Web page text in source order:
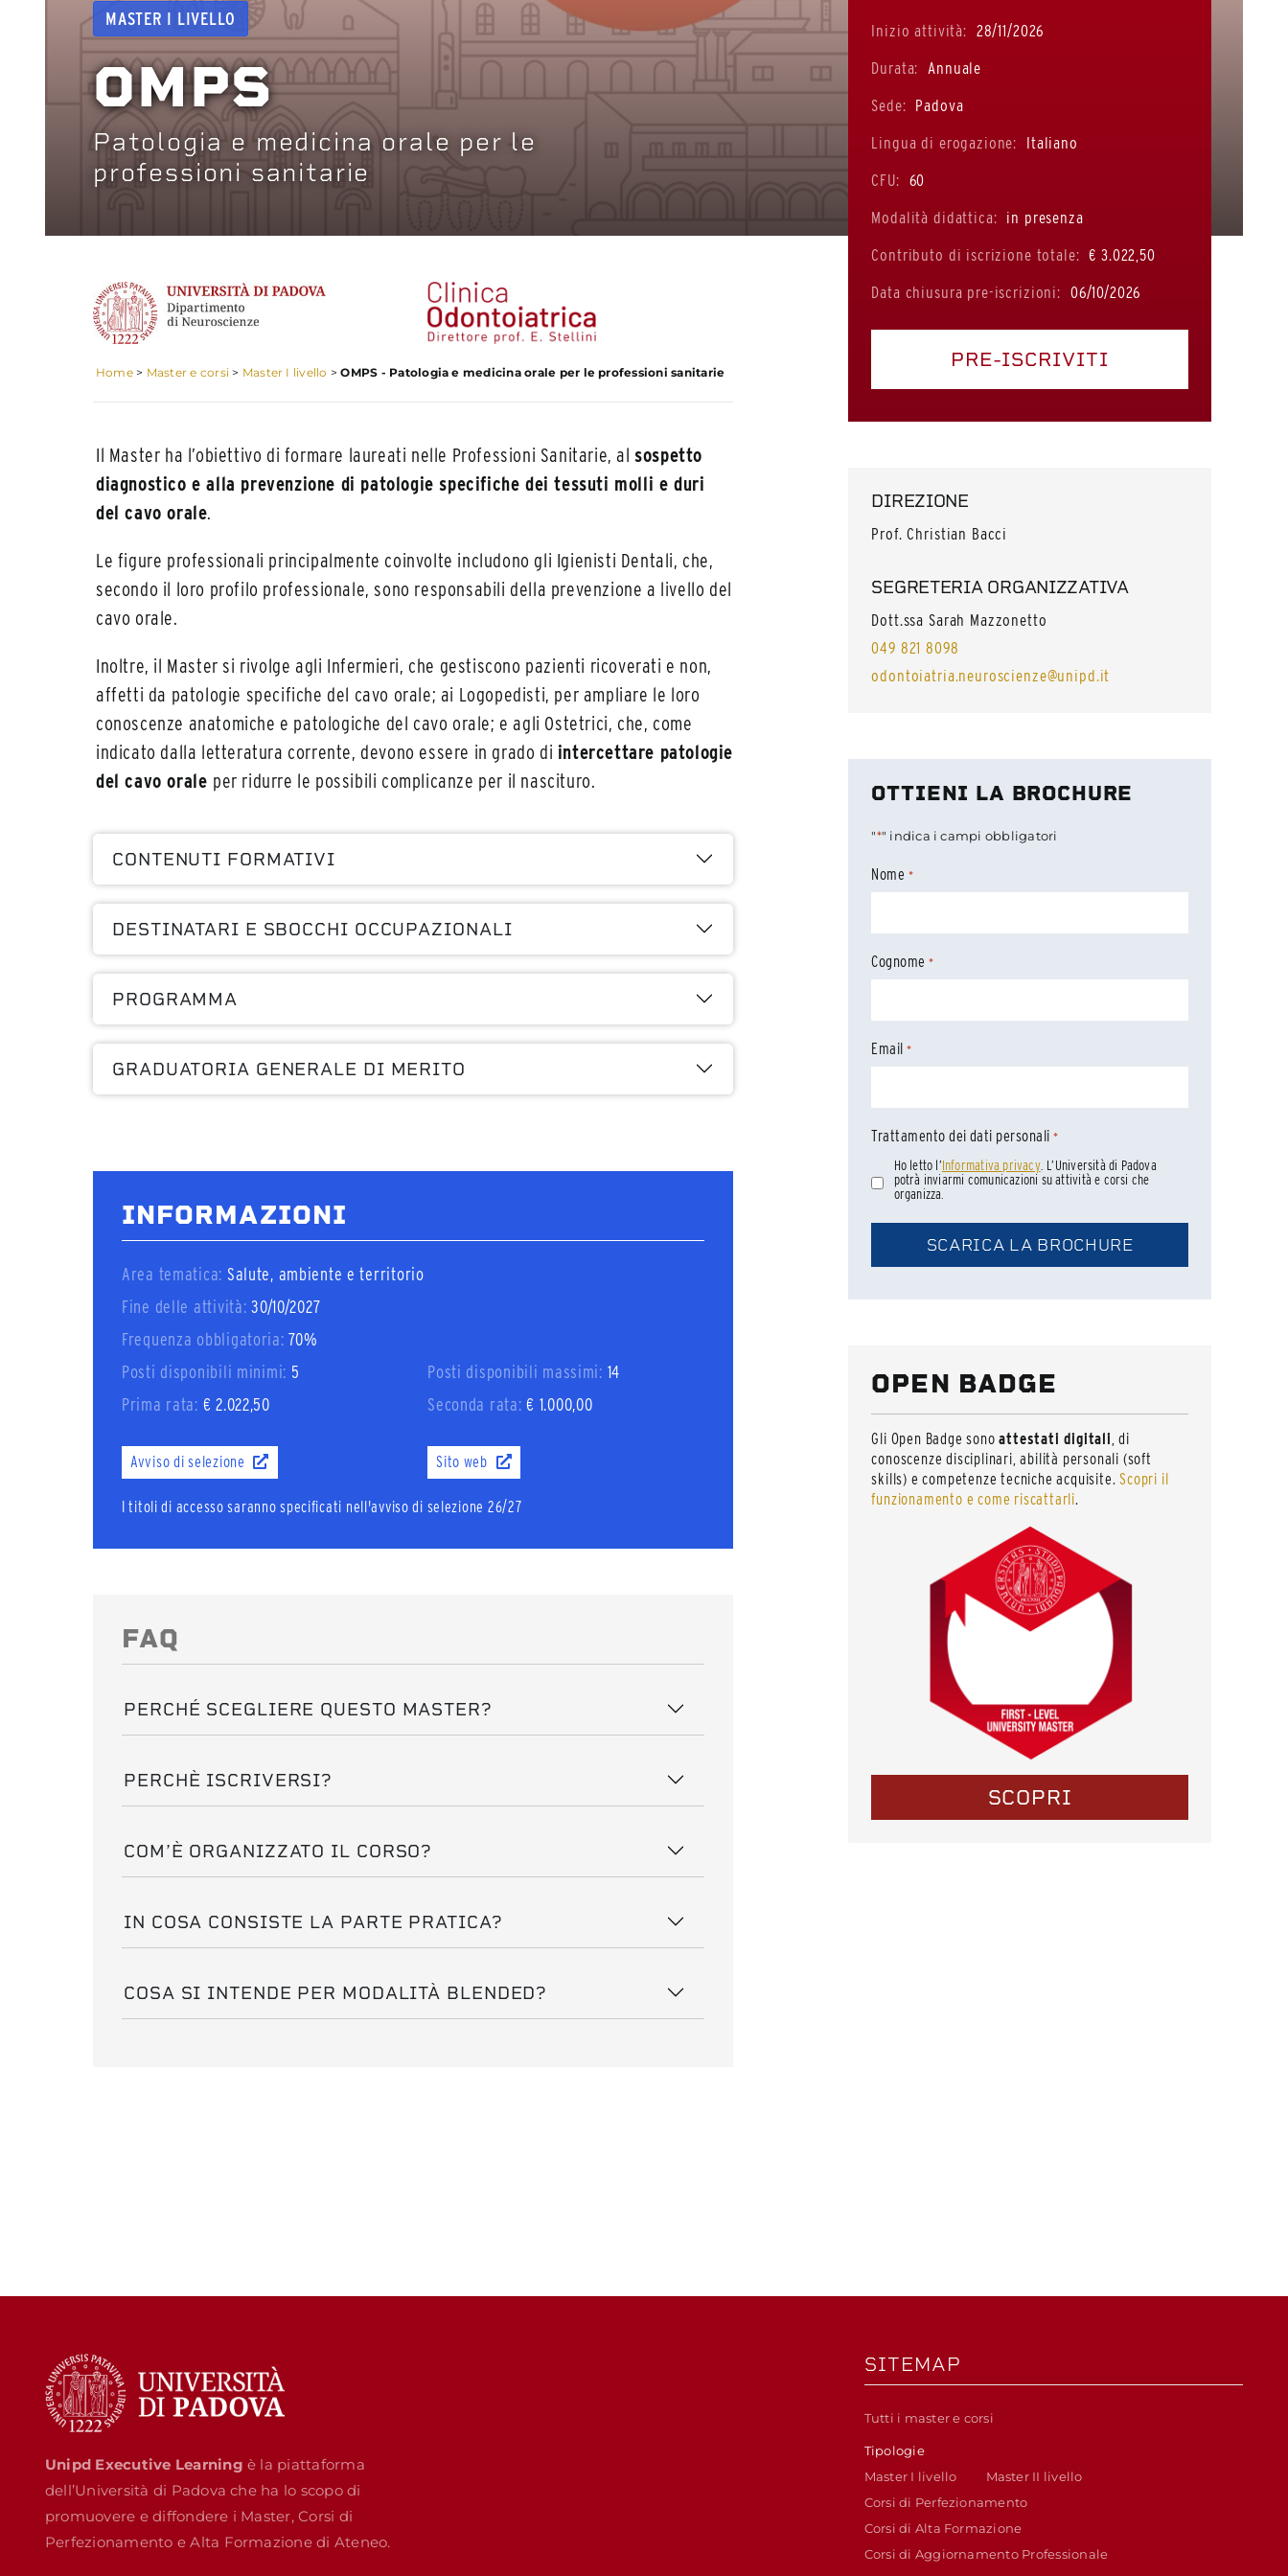
MASTER I LIVELLO
OMPS
Patologia e medicina orale per le
professioni sanitarie
Home> Master e corsi > Master I livello >OMPS - Patologia e medicina orale per le professioni sanitarie
Il Master ha l’obiettivo di formare laureati nelle Professioni Sanitarie, alsospetto
diagnostico e alla prevenzione di patologie specifiche dei tessuti molli e duri
del cavo orale.
Le figure professionali principalmente coinvolte includono gli Igienisti Dentali, che,
secondo il loro profilo professionale, sono responsabili della prevenzione a livello del
cavo orale.
Inoltre, il Master si rivolge agli Infermieri, che gestiscono pazienti ricoverati e non,
affetti da patologie specifiche del cavo orale; ai Logopedisti, per ampliare le loro
conoscenze anatomiche e patologiche del cavo orale; e agli Ostetrici, che, come
indicato dalla letteratura corrente, devono essere in grado di intercettare patologie
del cavo orale per ridurre le possibili complicanze per il nascituro.
CONTENUTI FORMATIVI
DESTINATARI E SBOCCHI OCCUPAZIONALI
PROGRAMMA
GRADUATORIA GENERALE DI MERITO
INFORMAZIONI
Area tematica: Salute, ambiente e territorio
Fine delle attività: 30/10/2027
Frequenza obbligatoria: 70%
Posti disponibili minimi: 5 Posti disponibili massimi: 14
Prima rata: € 2.022,50 Seconda rata: € 1.000,00
Avviso di selezione Sito web
I titoli di accesso saranno specificati nell'avviso di selezione 26/27
FAQ
PERCHÉ SCEGLIERE QUESTO MASTER?
PERCHÈ ISCRIVERSI?
COM’È ORGANIZZATO IL CORSO?
IN COSA CONSISTE LA PARTE PRATICA?
COSA SI INTENDE PER MODALITÀ BLENDED?
Inizio attività: 28/11/2026
Durata: Annuale
Sede: Padova
Lingua di erogazione: Italiano
CFU: 60
Modalità didattica: in presenza
Contributo di iscrizione totale: € 3.022,50
Data chiusura pre-iscrizioni: 06/10/2026
PRE-ISCRIVITI
DIREZIONE
Prof. Christian Bacci
SEGRETERIA ORGANIZZATIVA
Dott.ssa Sarah Mazzonetto
049 821 8098
odontoiatria.neuroscienze@unipd.it
OTTIENI LA BROCHURE
"*" indica i campi obbligatori
Nome *
Cognome *
Email *
Trattamento dei dati personali *
Ho letto l’Informativa privacy. L’Università di Padova
potrà inviarmi comunicazioni su attività e corsi che
organizza.
OPEN BADGE
Gli Open Badge sonoattestati digitali, di
conoscenze disciplinari, abilità personali (soft
skills) e competenze tecniche acquisite.Scopri il
funzionamento e come riscattarli.
SCOPRI
Unipd Executive Learning è la piattaforma
dell’Università di Padova che ha lo scopo di
promuovere e diffondere i Master, Corsi di
Perfezionamento e Alta Formazione di Ateneo.
SITEMAP
Tutti i master e corsi
Tipologie
Master I livello
Master II livello
Corsi di Perfezionamento
Corsi di Alta Formazione
Corsi di Aggiornamento Professionale